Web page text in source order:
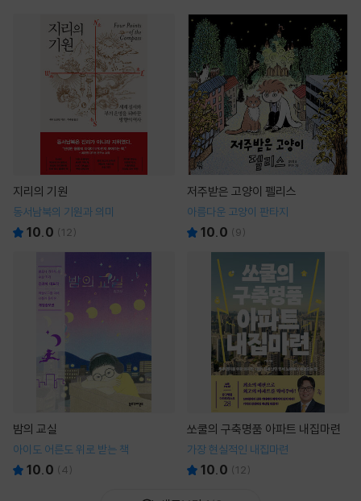
지리의 기원
동서남북의 기원과 의미
10.0 (12)
저주받은 고양이 펠리스
아름다운 고양이 판타지
10.0 (9)
밤의 교실
아이도 어른도 위로 받는 책
10.0 (4)
쏘쿨의 구축명품 아파트 내집마련
가장 현실적인 내집마련
10.0 (12)